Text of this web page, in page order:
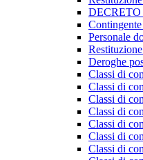
Personale
Deroghe
Classi di
Classi di
Classi di
Classi di
Classi di
Classi di
Classi di